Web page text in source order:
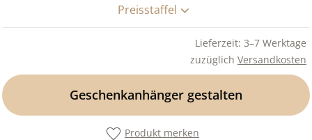
Preisstaffel
Lieferzeit: 3–7 Werktage
zuzüglich Versandkosten
Geschenkanhänger gestalten
Produkt merken